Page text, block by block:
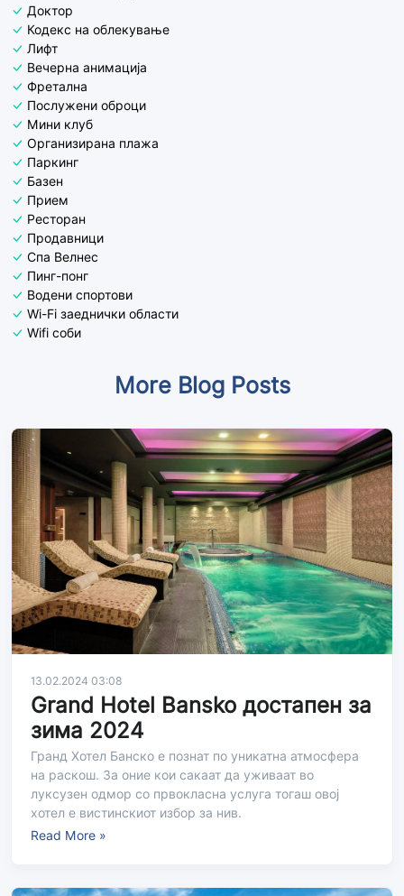
Доктор
Кодекс на облекување
Лифт
Вечерна анимација
Фретална
Послужени оброци
Мини клуб
Организирана плажа
Паркинг
Базен
Прием
Ресторан
Продавници
Спа Велнес
Пинг-понг
Водени спортови
Wi-Fi заеднички области
Wifi соби
More Blog Posts
13.02.2024 03:08
Grand Hotel Bansko достапен за
зима 2024
Гранд Хотел Банско е познат по уникатна атмосфера
на раскош. За оние кои сакаат да уживаат во
луксузен одмор со првокласна услуга тогаш овој
хотел е вистинскиот избор за нив.
Read More »